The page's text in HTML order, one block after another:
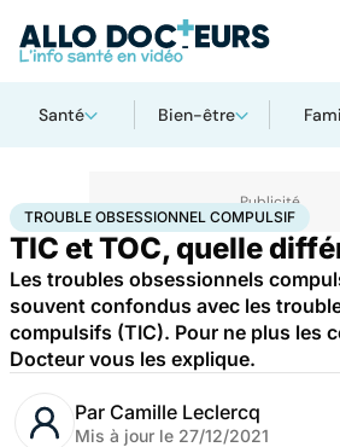
Santé Bien-être
AccueilSantéTrouble obsessionnel compulsif
TROUBLE OBSESSIONNEL COMPULSIF
TIC et TOC, quelle
Les troubles obsessionnels
souvent confondus avec les
compulsifs (TIC). Pour ne plus les
Docteur vous les explique.
Par Camille Leclercq
Mis à jour le 27/12/2021